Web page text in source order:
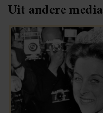
Uit andere media